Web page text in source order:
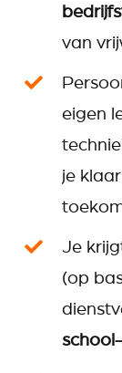
van
eigen
je
Je
(op